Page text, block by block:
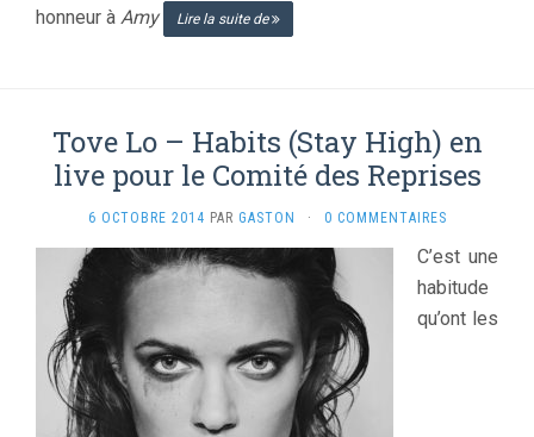
honneur à Amy Lire la suite de
Tove Lo – Habits (Stay High) en
live pour le Comité des Reprises
6 OCTOBRE 2014 PAR GASTON · 0 COMMENTAIRES
C’est une
habitude
qu’ont les